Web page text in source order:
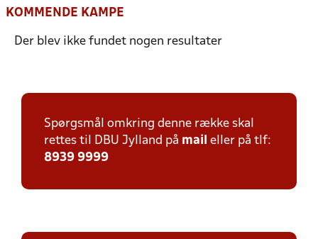
KOMMENDE KAMPE
Der blev ikke fundet nogen resultater
Spørgsmål omkring denne række skal
rettes til DBU Jylland på mail eller på tlf:
8939 9999